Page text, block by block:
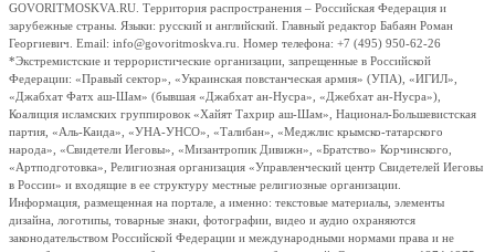
GOVORITMOSKVA.RU. Территория распространения – Российская Федерация и
зарубежные страны. Языки: русский и английский. Главный редактор Бабаян Роман
Георгиевич. Email: info@govoritmoskva.ru. Номер телефона: +7 (495) 950-62-26
*Экстремистские и террористические организации, запрещенные в Российской
Федерации: «Правый сектор», «Украинская повстанческая армия» (УПА), «ИГИЛ»,
«Джабхат Фатх аш-Шам» (бывшая «Джабхат ан-Нусра», «Джебхат ан-Нусра»),
Коалиция исламских группировок «Хайят Тахрир аш-Шам», Национал-Большевистская
партия, «Аль-Каида», «УНА-УНСО», «Талибан», «Меджлис крымско-татарского
народа», «Свидетели Иеговы», «Мизантропик Дивижн», «Братство» Корчинского,
«Артподготовка», Религиозная организация «Управленческий центр Свидетелей Иеговы
в России» и входящие в ее структуру местные религиозные организации.
Информация, размещенная на портале, а именно: текстовые материалы, элементы
дизайна, логотипы, товарные знаки, фотографии, видео и аудио охраняются
законодательством Российской Федерации и международными нормами права и не